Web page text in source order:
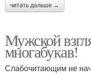
читать дальше →
Мужской
многабукав!
Слабочитающим не